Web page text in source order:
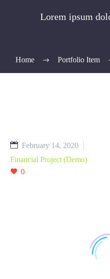
Lorem ipsum
Home Portfolio Item
February 14, 2020
Financial Project (Demo)
0